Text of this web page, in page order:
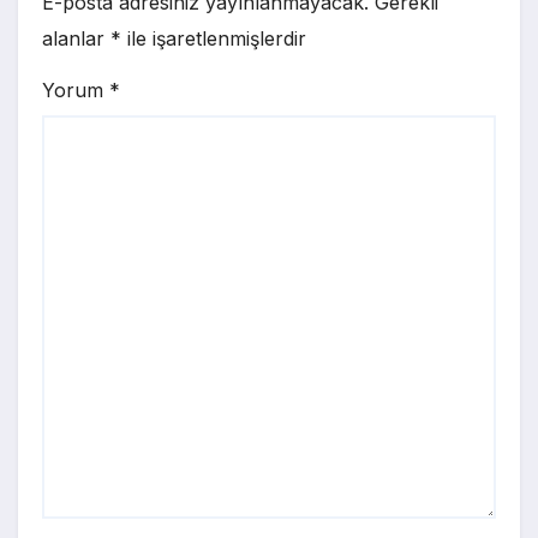
alanlar * ile işaretlenmişlerdir
Yorum *